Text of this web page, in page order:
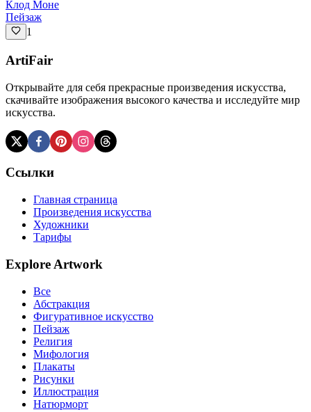
Клод Моне
Пейзаж
1
ArtiFair
Открывайте для себя прекрасные произведения искусства,
скачивайте изображения высокого качества и исследуйте мир
искусства.
Ссылки
Главная страница
Произведения искусства
Художники
Тарифы
Explore Artwork
Все
Абстракция
Фигуративное искусство
Пейзаж
Религия
Мифология
Плакаты
Рисунки
Иллюстрация
Натюрморт